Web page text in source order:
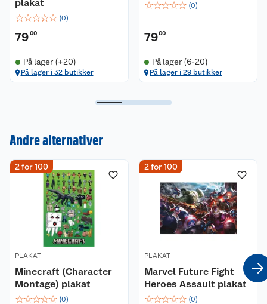
plakat
☆☆☆☆☆ (0)
7900
På lager (+20)
På lager i 32 butikker
☆☆☆☆☆ (0)
7900
På lager (6-20)
På lager i 29 butikker
Andre alternativer
2 for 100
PLAKAT
Minecraft (Character
Montage) plakat
☆☆☆☆☆ (0)
2 for 100
PLAKAT
Marvel Future Fight
Heroes Assault plakat
☆☆☆☆☆ (0)
Om oss
Nyheter
Våre butikker
Våre merkevarer
Coop kjeder
Ledige stillinger
Kontakt oss
Angre- og returrett
Reklamasjon og garanti
Ofte stilte spørsmål
Betalingsalternativer
Leveringsalternativer
Åpent kjøp